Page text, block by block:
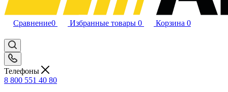
Сравнение0 Избранные товары 0 Корзина 0
Телефоны
8 800 551 40 80